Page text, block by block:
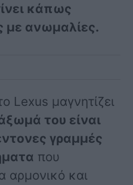
κάπως
με ανωμαλίες.
Lexus μαγνητίζει
του είναι
γραμμές
που
αρμονικό και